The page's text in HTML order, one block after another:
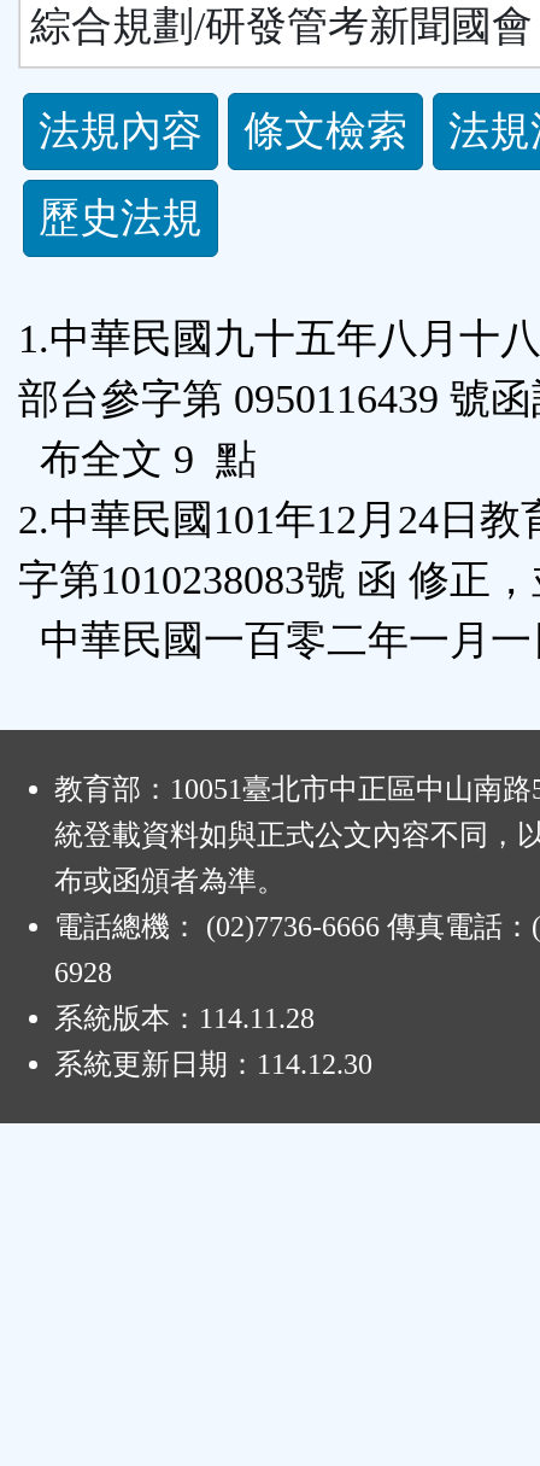
綜合規劃/研發管考新聞國會
法
規
功
按
鈕
區
法規內容 條文檢索
法
歷史法規
1.中華民國九十五年八月十
部台參字第 0950116439 號
布全文 9 點
2.中華民國101年12月24日教
字第1010238083號 函 修正
中華民國一百零二年一月
教育部：10051臺北市中正區中山南
統登載資料如與正式公文內容不同，
布或函頒者為準。
電話總機： (02)7736-6666 傳真電話：
6928
系統版本： 114.11.28
系統更新日期： 114.12.30